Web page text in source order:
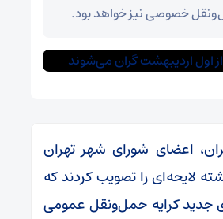
خصوصی نیز خواهد بود.
اعضای شورای شهر تهران
لایحه‌ای را تصویب کردند که
جدید کرایه حمل‌ونقل عمومی